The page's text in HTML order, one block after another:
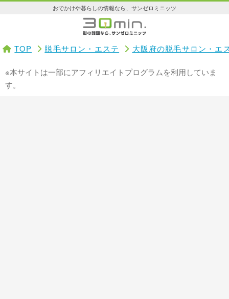
おでかけや暮らしの情報なら、サンゼロミニッツ
TOP 脱毛サロン・エステ 大阪府の脱毛サロン・エ
※本サイトは一部にアフィリエイトプログラムを利用していま
す。